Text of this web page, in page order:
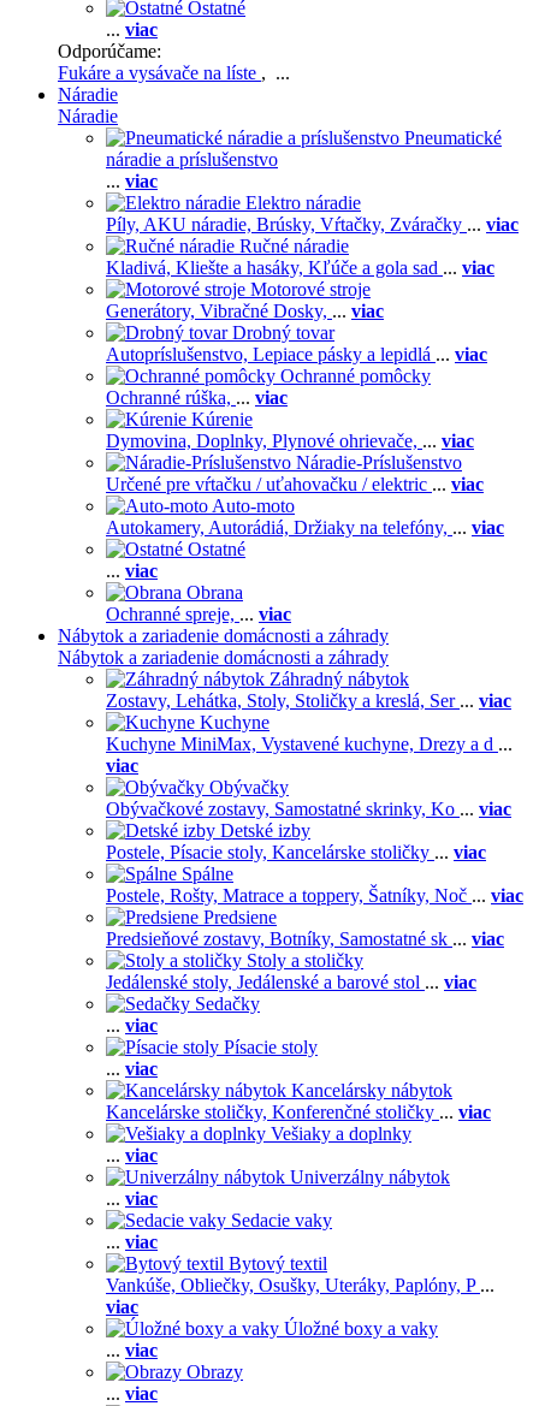
Ostatné
... viac
Odporúčame:
Fukáre a vysávače na líste , ...
Náradie
Náradie
Pneumatické
náradie a príslušenstvo
... viac
Elektro náradie
Píly, AKU náradie, Brúsky, Vŕtačky, Zváračky ... viac
Ručné náradie
Kladivá, Kliešte a hasáky, Kľúče a gola sad ... viac
Motorové stroje
Generátory, Vibračné Dosky, ... viac
Drobný tovar
Autopríslušenstvo, Lepiace pásky a lepidlá ... viac
Ochranné pomôcky
Ochranné rúška, ... viac
Kúrenie
Dymovina, Doplnky, Plynové ohrievače, ... viac
Náradie-Príslušenstvo
Určené pre vŕtačku / uťahovačku / elektric ... viac
Auto-moto
Autokamery, Autorádiá, Držiaky na telefóny, ... viac
Ostatné
... viac
Obrana
Ochranné spreje, ... viac
Nábytok a zariadenie domácnosti a záhrady
Nábytok a zariadenie domácnosti a záhrady
Záhradný nábytok
Zostavy, Lehátka, Stoly, Stoličky a kreslá, Ser ... viac
Kuchyne
Kuchyne MiniMax, Vystavené kuchyne, Drezy a d ...
viac
Obývačky
Obývačkové zostavy, Samostatné skrinky, Ko ... viac
Detské izby
Postele, Písacie stoly, Kancelárske stoličky ... viac
Spálne
Postele, Rošty, Matrace a toppery, Šatníky, Noč ... viac
Predsiene
Predsieňové zostavy, Botníky, Samostatné sk ... viac
Stoly a stoličky
Jedálenské stoly, Jedálenské a barové stol ... viac
Sedačky
... viac
Písacie stoly
... viac
Kancelársky nábytok
Kancelárske stoličky, Konferenčné stoličky ... viac
Vešiaky a doplnky
... viac
Univerzálny nábytok
... viac
Sedacie vaky
... viac
Bytový textil
Vankúše, Obliečky, Osušky, Uteráky, Paplóny, P ...
viac
Úložné boxy a vaky
... viac
Obrazy
... viac